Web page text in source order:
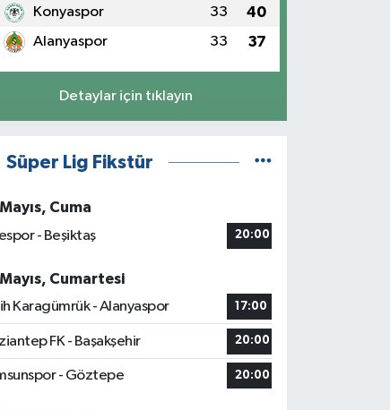
Konyaspor 33 40
Alanyaspor 33 37
Detaylar için tıklayın
Süper Lig Fikstür
Cuma
- Beşiktaş
20:00
Cumartesi
Karagümrük - Alanyaspor
17:00
FK - Başakşehir 20:00
- Göztepe 20:00